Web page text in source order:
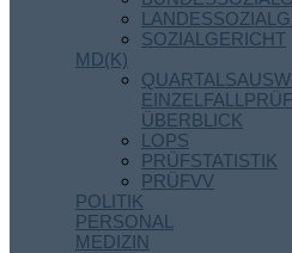
SOZIALGERICHT
MD(K)
ÜBERBLICK
LOPS
PRÜFSTATISTIK
PRÜFVV
POLITIK
PERSONAL
MEDIZIN